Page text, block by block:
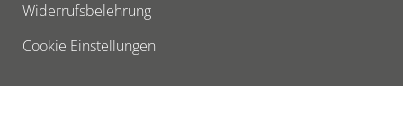
Widerrufsbelehrung
Cookie Einstellungen